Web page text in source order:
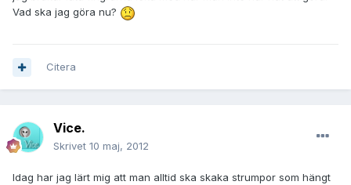
Vad ska jag göra nu?
Citera
Vice.
Skrivet 10 maj, 2012
Idag har jag lärt mig att man alltid ska skaka strumpor som hängt